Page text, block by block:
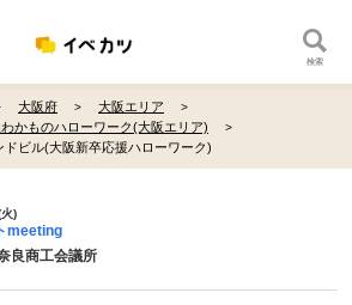
検索
大阪府
大阪エリア
かものハローワーク(大阪エリア)
ビル(大阪新卒応援ハローワーク)
)
meeting
良商工会議所